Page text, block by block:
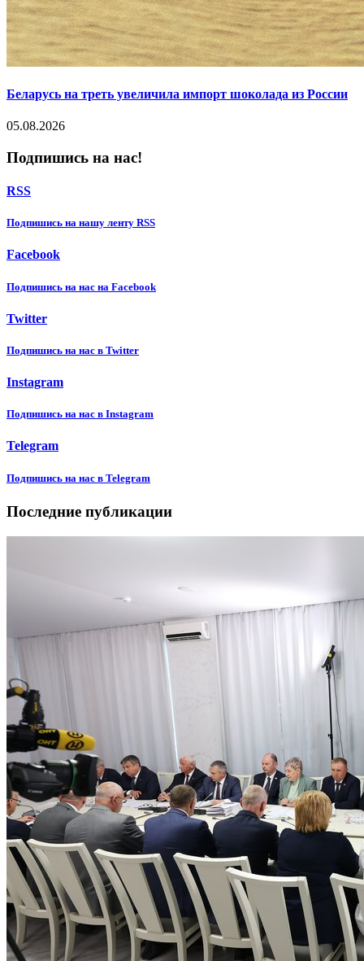
Беларусь на треть увеличила импорт шоколада из России
05.08.2026
Подпишись на нас!
RSS
Подпишиcь на нашу ленту RSS
Facebook
Подпишиcь на нас на Facebook
Twitter
Подпишиcь на нас в Twitter
Instagram
Подпишиcь на нас в Instagram
Telegram
Подпишиcь на нас в Telegram
Последние публикации